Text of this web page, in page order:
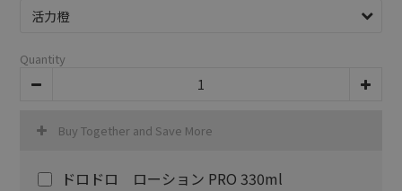
Quantity
Buy Together and Save More
ドロドロ ローション PRO 330ml